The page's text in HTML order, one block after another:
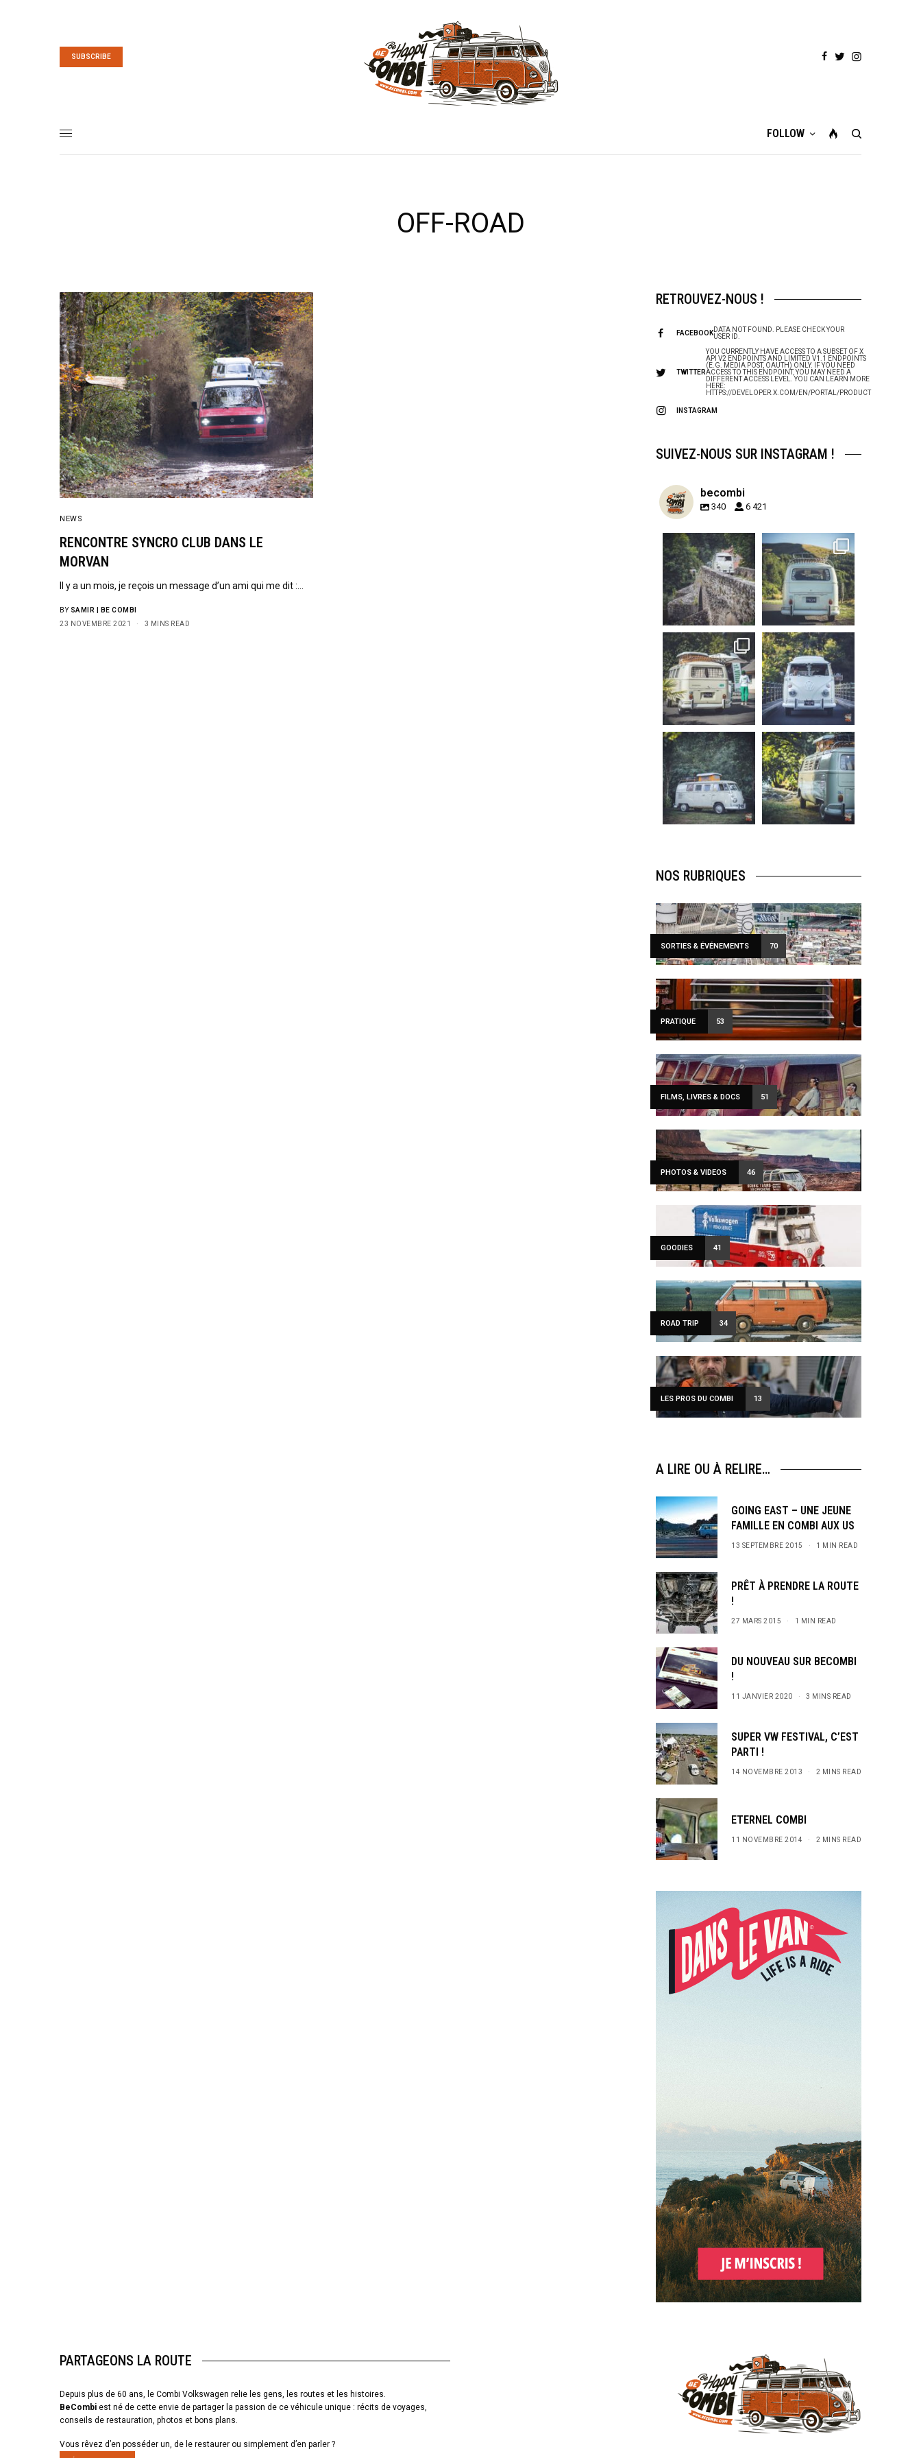
SUBSCRIBE
FOLLOW
OFF-ROAD
NEWS
RENCONTRE SYNCRO CLUB DANS LE
MORVAN
Il y a un mois, je reçois un message d’un ami qui me dit :…
BY SAMIR | BE COMBI
23 NOVEMBRE 2021
3 MINS READ
RETROUVEZ-NOUS !
FACEBOOKDATA NOT FOUND. PLEASE CHECK YOUR
USER ID.
TWITTER
YOU CURRENTLY HAVE ACCESS TO A SUBSET OF X
API V2 ENDPOINTS AND LIMITED V1.1 ENDPOINTS
(E.G. MEDIA POST, OAUTH) ONLY. IF YOU NEED
ACCESS TO THIS ENDPOINT, YOU MAY NEED A
DIFFERENT ACCESS LEVEL. YOU CAN LEARN MORE
HERE:
HTTPS://DEVELOPER.X.COM/EN/PORTAL/PRODUCT
INSTAGRAM
SUIVEZ-NOUS SUR INSTAGRAM !
becombi
340 6 421
becombi
Sep 15
219
3
becombi
Sep 12
216
3
becombi
Sep 10
220
4
becombi
Août 10
177
becombi
Août 10
120
0
becombi
Août 10
108
0
NOS RUBRIQUES
SORTIES & ÉVÉNEMENTS 70
PRATIQUE 53
FILMS, LIVRES & DOCS 51
PHOTOS & VIDEOS 46
GOODIES 41
ROAD TRIP 34
LES PROS DU COMBI 13
A LIRE OU À RELIRE…
GOING EAST – UNE JEUNE
FAMILLE EN COMBI AUX US
13 SEPTEMBRE 2015 1 MIN READ
PRÊT À PRENDRE LA ROUTE
!
27 MARS 2015 1 MIN READ
DU NOUVEAU SUR BECOMBI
!
11 JANVIER 2020 3 MINS READ
SUPER VW FESTIVAL, C’EST
PARTI !
14 NOVEMBRE 2013 2 MINS READ
ETERNEL COMBI
11 NOVEMBRE 2014 2 MINS READ
PARTAGEONS LA ROUTE
Depuis plus de 60 ans, le Combi Volkswagen relie les gens, les routes et les histoires.
BeCombi est né de cette envie de partager la passion de ce véhicule unique : récits de voyages,
conseils de restauration, photos et bons plans.
Vous rêvez d’en posséder un, de le restaurer ou simplement d’en parler ?